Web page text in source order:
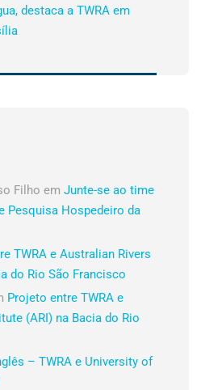
destaca a TWRA em
Filho em Junte-se ao time
Pesquisa Hospedeiro da
TWRA e Australian Rivers
do Rio São Francisco
Projeto entre TWRA e
(ARI) na Bacia do Rio
– TWRA e University of